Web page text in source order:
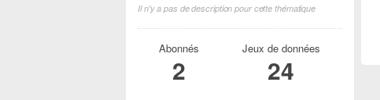
Il n'y a pas de description pour cette thématique
Abonnés
2
Jeux de données
24